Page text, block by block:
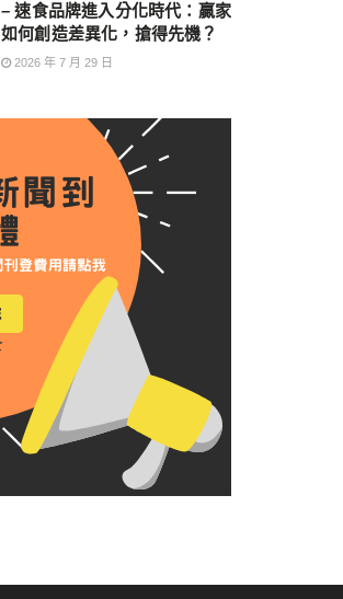
– 速食品牌進入分化時代：贏家
如何創造差異化，搶得先機？
2026 年 7 月 29 日